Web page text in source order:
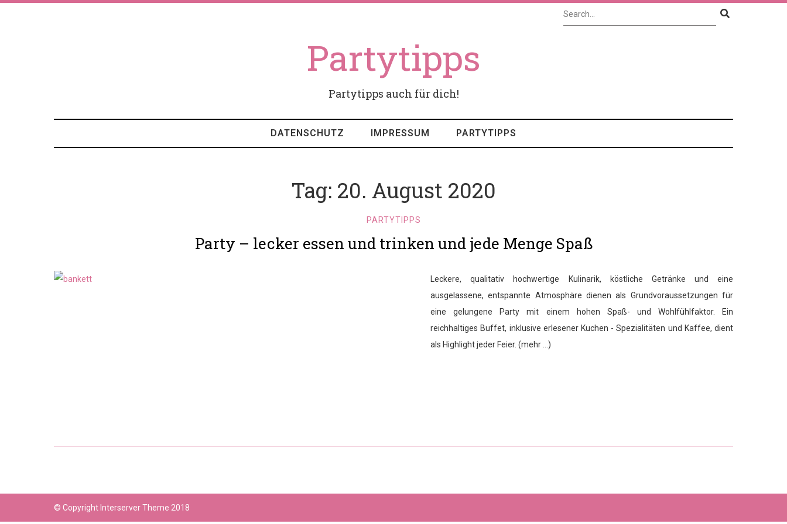
Partytipps
Partytipps auch für dich!
DATENSCHUTZ IMPRESSUM PARTYTIPPS
Tag: 20. August 2020
PARTYTIPPS
Party – lecker essen und trinken und jede Menge Spaß
Leckere, qualitativ hochwertige Kulinarik, köstliche Getränke und eine
ausgelassene, entspannte Atmosphäre dienen als Grundvoraussetzungen für
eine gelungene Party mit einem hohen Spaß- und Wohlfühlfaktor. Ein
reichhaltiges Buffet, inklusive erlesener Kuchen - Spezialitäten und Kaffee, dient
als Highlight jeder Feier. (mehr …)
© Copyright Interserver Theme 2018